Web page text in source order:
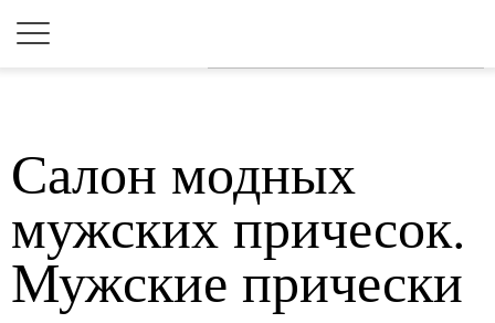
Салон модных
мужских причесок.
Мужские прически